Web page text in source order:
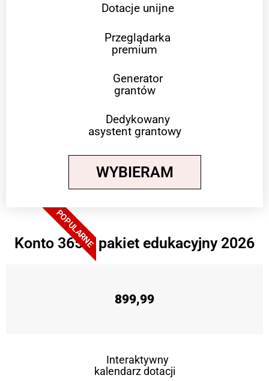
Dotacje unijne
Przeglądarka
premium
Generator
grantów
Dedykowany
asystent grantowy
WYBIERAM
POPULARNE
Konto 365 + pakiet edukacyjny 2026
899,99
Interaktywny
kalendarz dotacji